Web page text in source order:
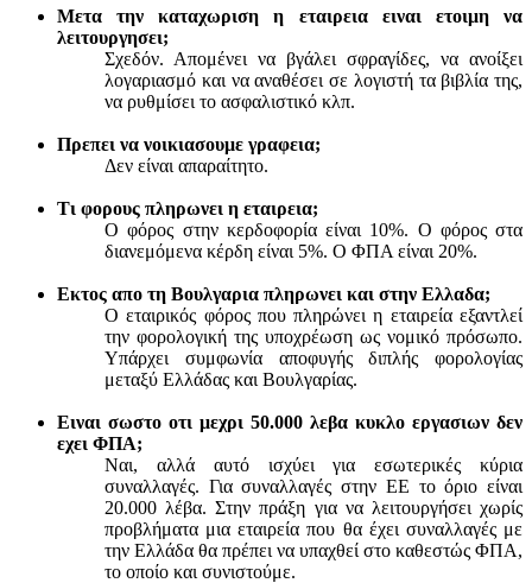
Μετα την καταχωριση η εταιρεια ειναι ετοιμη να
λειτουργησει;
Σχεδόν. Απομένει να βγάλει σφραγίδες, να ανοίξει
λογαριασμό και να αναθέσει σε λογιστή τα βιβλία της,
να ρυθμίσει το ασφαλιστικό κλπ.
Πρεπει να νοικιασουμε γραφεια;
Δεν είναι απαραίτητο.
Τι φορους πληρωνει η εταιρεια;
Ο φόρος στην κερδοφορία είναι 10%. Ο φόρος στα
διανεμόμενα κέρδη είναι 5%. Ο ΦΠΑ είναι 20%.
Εκτος απο τη Βουλγαρια πληρωνει και στην Ελλαδα;
Ο εταιρικός φόρος που πληρώνει η εταιρεία εξαντλεί
την φορολογική της υποχρέωση ως νομικό πρόσωπο.
Υπάρχει συμφωνία αποφυγής διπλής φορολογίας
μεταξύ Ελλάδας και Βουλγαρίας.
Ειναι σωστο οτι μεχρι 50.000 λεβα κυκλο εργασιων δεν
εχει ΦΠΑ;
Ναι, αλλά αυτό ισχύει για εσωτερικές κύρια
συναλλαγές. Για συναλλαγές στην ΕΕ το όριο είναι
20.000 λέβα. Στην πράξη για να λειτουργήσει χωρίς
προβλήματα μια εταιρεία που θα έχει συναλλαγές με
την Ελλάδα θα πρέπει να υπαχθεί στο καθεστώς ΦΠΑ,
το οποίο και συνιστούμε.